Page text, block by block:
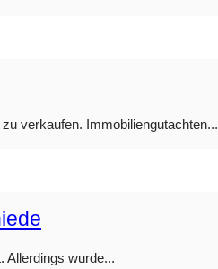
verkaufen. Immobiliengutachten...
Allerdings wurde...